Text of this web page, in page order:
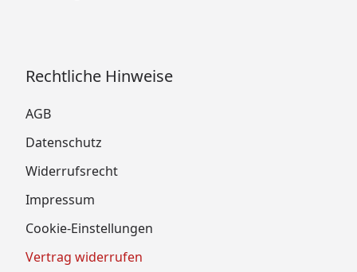
Rechtliche Hinweise
AGB
Datenschutz
Widerrufsrecht
Impressum
Cookie-Einstellungen
Vertrag widerrufen